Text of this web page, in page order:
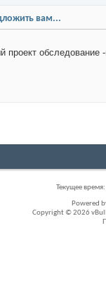
вам...
проект
Текущее время:
Powered
Copyright © 2026